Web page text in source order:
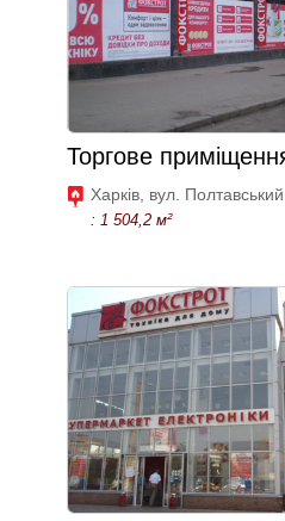
Торгове
Харків, вул.
: 1 504,2 м²